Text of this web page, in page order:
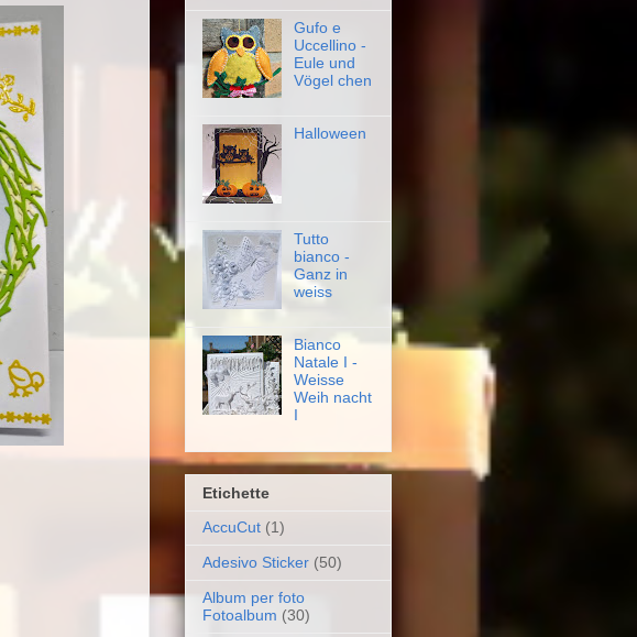
Gufo e
Uccellino -
Eule und
Vögel chen
Halloween
Tutto
bianco -
Ganz in
weiss
Bianco
Natale I -
Weisse
Weih nacht
I
Etichette
AccuCut (1)
Adesivo Sticker (50)
Album per foto
Fotoalbum (30)